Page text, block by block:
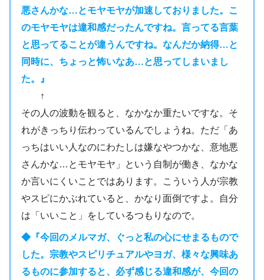
悪さんかな…とモヤモヤが加速しておりました。こ
のモヤモヤは違和感だったんですね。言ってる言葉
と思ってることが違うんですね。なんだか納得…と
同時に、ちょっと怖いなあ…と思ってしまいまし
た。』
↑
その人の波動を観ると、なかなか重たいですな。そ
れがきっちり伝わっているんでしょうね。ただ「あ
っちはいい人なのにわたしは嫌なやつかな、意地悪
さんかな…とモヤモヤ」という自制が働き、なかな
か言いにくいことではあります。こういう人が宗教
やスピにかぶれていると、かなり面倒ですよ。自分
は「いいこと」をしているつもりなので。
◆『今回のメルマガ、ぐっと私の心にせまるもので
した。宗教やスピリチュアルやヨガ、様々な興味あ
るものに参加すると、必ず感じる違和感が、今回の